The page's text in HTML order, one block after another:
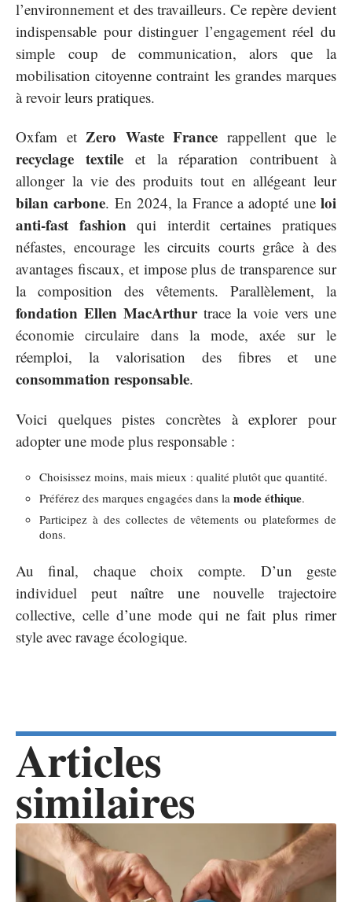
l’environnement et des travailleurs. Ce repère devient
indispensable pour distinguer l’engagement réel du
simple coup de communication, alors que la
mobilisation citoyenne contraint les grandes marques
à revoir leurs pratiques.
Oxfam etZero Waste France rappellent que le
recyclage textileet la réparation contribuent à
allonger la vie des produits tout en allégeant leur
bilan carbone. En 2024, la France a adopté uneloi
anti-fast fashionqui interdit certaines pratiques
néfastes, encourage les circuits courts grâce à des
avantages fiscaux, et impose plus de transparence sur
la composition des vêtements. Parallèlement, la
fondation Ellen MacArthurtrace la voie vers une
économie circulaire dans la mode, axée sur le
réemploi, la valorisation des fibres et une
consommation responsable.
Voici quelques pistes concrètes à explorer pour
adopter une mode plus responsable :
Choisissez moins, mais mieux : qualité plutôt que quantité.
Préférez des marques engagées dans la mode éthique.
Participez à des collectes de vêtements ou plateformes de
dons.
Au final, chaque choix compte. D’un geste
individuel peut naître une nouvelle trajectoire
collective, celle d’une mode qui ne fait plus rimer
style avec ravage écologique.
Articles
similaires